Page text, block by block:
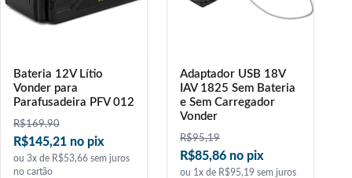
Bateria 12V Lítio
Vonder para
Parafusadeira PFV 012
R$169,90
R$145,21 no pix
ou 3x de R$53,66 sem juros
no cartão
Adaptador USB 18V
IAV 1825 Sem Bateria
e Sem Carregador
Vonder
R$95,19
R$85,86 no pix
ou 1x de R$95,19 sem juros